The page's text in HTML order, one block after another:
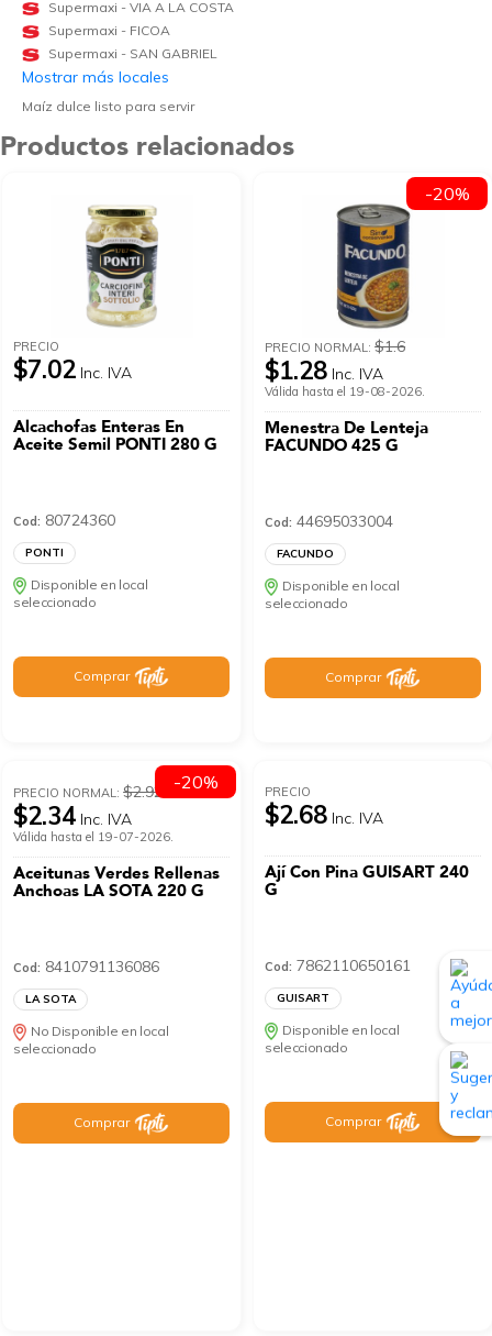
Supermaxi - VIA A LA COSTA
Supermaxi - FICOA
Supermaxi - SAN GABRIEL
Mostrar más locales
Maíz dulce listo para servir
Productos relacionados
PRECIO
$7.02 Inc. IVA
Alcachofas Enteras En
Aceite Semil PONTI 280 G
Cod: 80724360
PONTI
Disponible en local
seleccionado
Comprar
PRECIO NORMAL:$1.6
$1.28 Inc. IVA
Válida hasta el 19-08-2026.
Menestra De Lenteja
FACUNDO 425 G
Cod: 44695033004
FACUNDO
Disponible en local
seleccionado
Comprar
-20%
PRECIO NORMAL:$2.92
$2.34 Inc. IVA
Válida hasta el 19-07-2026.
Aceitunas Verdes Rellenas
Anchoas LA SOTA 220 G
Cod: 8410791136086
LA SOTA
No Disponible en local
seleccionado
Comprar
-20% PRECIO
$2.68 Inc. IVA
Ají Con Pina GUISART 240
G
Cod: 7862110650161
GUISART
Disponible en local
seleccionado
Comprar